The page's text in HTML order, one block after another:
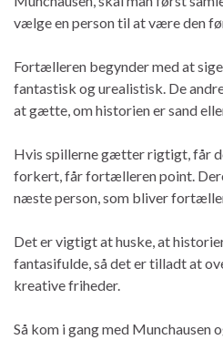
vælge en person til at være den
Fortælleren begynder med at
fantastisk og urealistisk. De
at gætte, om historien er sand
Hvis spillerne gætter rigtigt, får
forkert, får fortælleren point.
næste person, som bliver
Det er vigtigt at huske, at
fantasifulde, så det er tilladt at
kreative friheder.
Så kom i gang med Munchausen